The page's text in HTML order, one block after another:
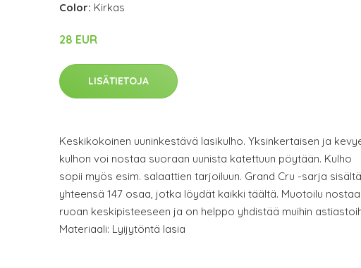
Color: Kirkas
28 EUR
LISÄTIETOJA
Keskikokoinen uuninkestävä lasikulho. Yksinkertaisen ja
kulhon voi nostaa suoraan uunista katettuun pöytään. Kulho
sopii myös esim. salaattien tarjoiluun. Grand Cru -sarja
yhteensä 147 osaa, jotka löydät kaikki täältä. Muotoilu nostaa
ruoan keskipisteeseen ja on helppo yhdistää muihin
Materiaali: Lyijytöntä lasia